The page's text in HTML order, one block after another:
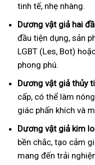
tinh tế, nhẹ nhàng.
Dương vật giả hai
đầu tiện dụng, sản
LGBT (Les, Bot)
phong phú.
Dương vật giả thủy
cấp, có thể làm
giác phấn khích và
Dương vật giả kim
bền chắc, tạo cảm
mang đến trải